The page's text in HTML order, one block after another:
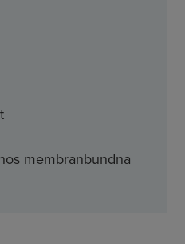
membranbundna